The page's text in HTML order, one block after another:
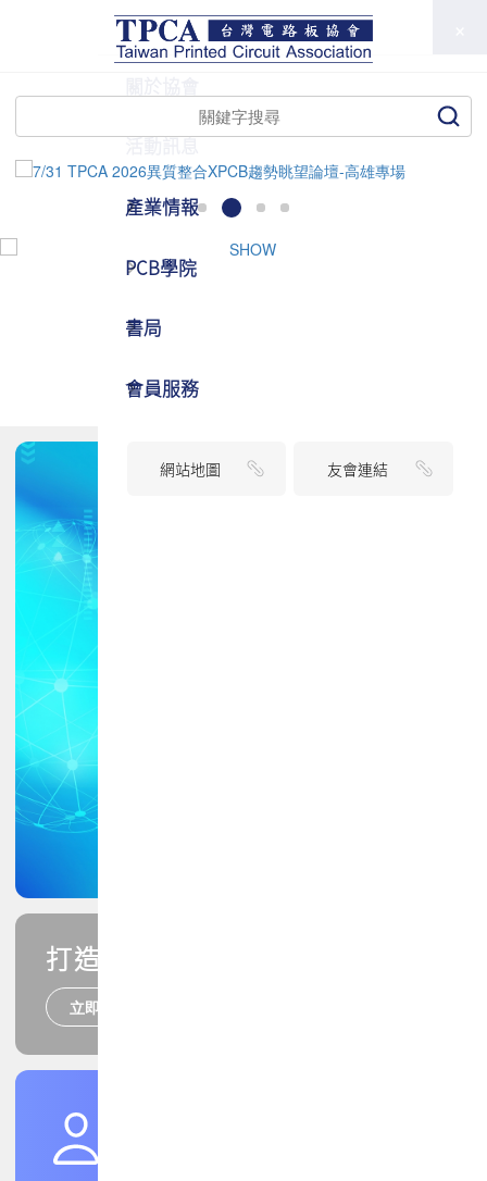
打造您的PCB專業技能
立即報名
TPCA
活動訊息
產業情報
PCB學院
書局
會員服務
網站地圖 友會連結